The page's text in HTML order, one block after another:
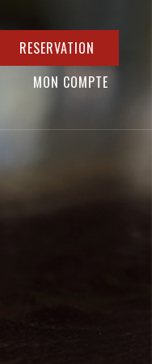
RESERVATION
MON COMPTE